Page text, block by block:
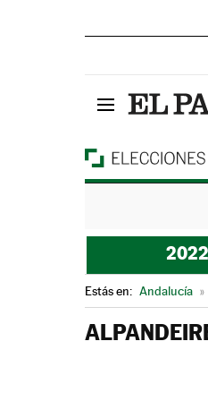
2022
Estás en: Andalucía »